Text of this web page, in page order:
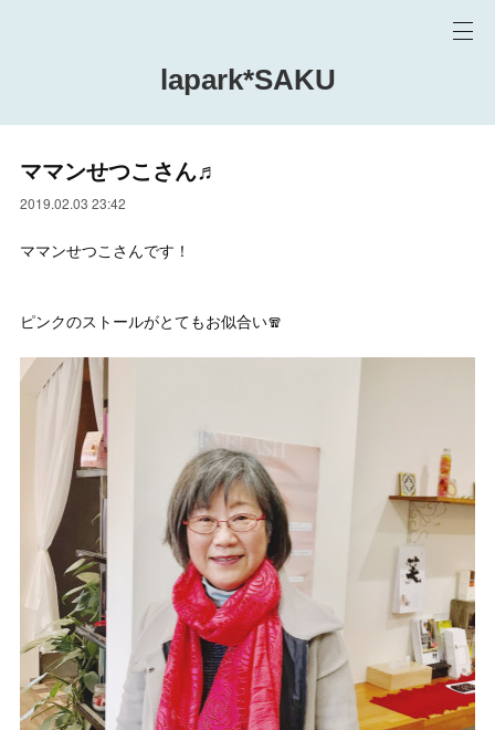
lapark*SAKU
ママンせつこさん♬
2019.02.03 23:42
ママンせつこさんです！
ピンクのストールがとてもお似合い🧣